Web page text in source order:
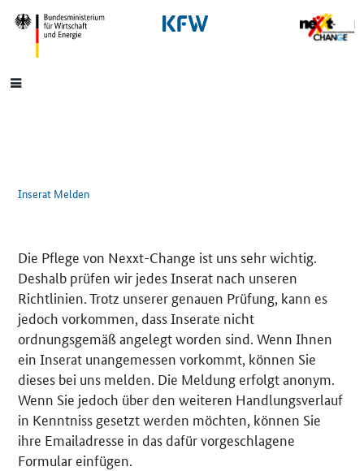
SrOnlyNavigation
Hauptmenü
Inserat Melden
Die Pflege von Nexxt-Change ist uns sehr wichtig.
Deshalb prüfen wir jedes Inserat nach unseren
Richtlinien. Trotz unserer genauen Prüfung, kann es
jedoch vorkommen, dass Inserate nicht
ordnungsgemäß angelegt worden sind. Wenn Ihnen
ein Inserat unangemessen vorkommt, können Sie
dieses bei uns melden. Die Meldung erfolgt anonym.
Wenn Sie jedoch über den weiteren Handlungsverlauf
in Kenntniss gesetzt werden möchten, können Sie
ihre Emailadresse in das dafür vorgeschlagene
Formular einfügen.